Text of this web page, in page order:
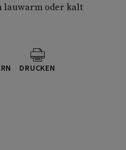
lauwarm oder kalt
DRUCKEN